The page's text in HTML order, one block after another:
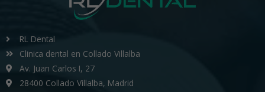
RL Dental
Clinica dental en Collado Villalba
Av. Juan Carlos I, 27
28400 Collado Villalba, Madrid